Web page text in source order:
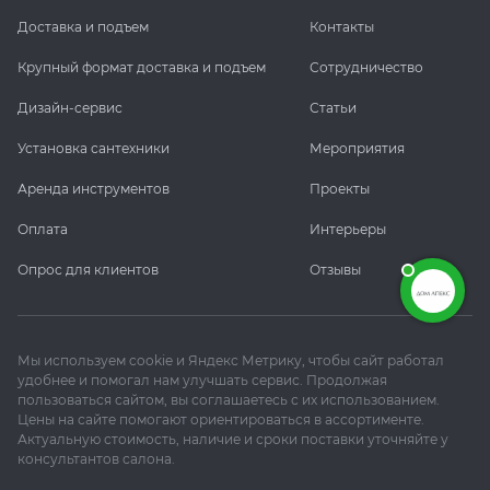
Доставка и подъем
Крупный формат доставка и подъем
Дизайн-сервис
Установка сантехники
Аренда инструментов
Оплата
Опрос для клиентов
Контакты
Сотрудничество
Статьи
Мероприятия
Проекты
Интерьеры
Отзывы
Мы используем cookie и Яндекс Метрику, чтобы сайт работал
удобнее и помогал нам улучшать сервис. Продолжая
пользоваться сайтом, вы соглашаетесь с их использованием.
Цены на сайте помогают ориентироваться в ассортименте.
Актуальную стоимость, наличие и сроки поставки уточняйте у
консультантов салона.